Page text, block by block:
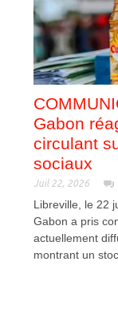
Gabon
circulant
sociaux
Juil 22, 2026
Libreville, le 22
Gabon a pris
actuellement
montrant un